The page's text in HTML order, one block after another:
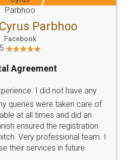
Parbhoo
Facebook
5
Agreement
I did not have any
queries were taken care of.
at all times and did an
ensured the registration
Very professional team. I
their services in future.